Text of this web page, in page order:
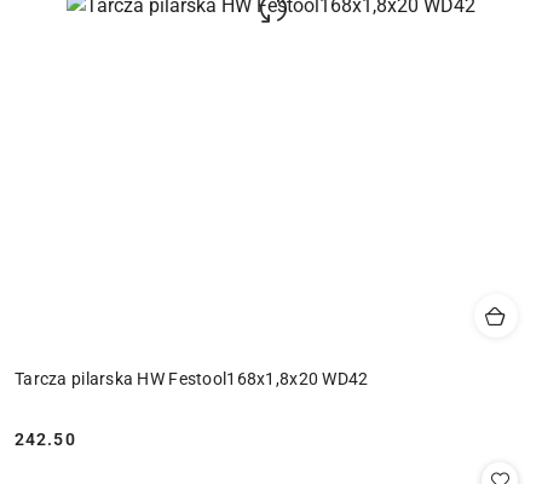
Tarcza pilarska HW Festool168x1,8x20 WD42
Cena:
242.50